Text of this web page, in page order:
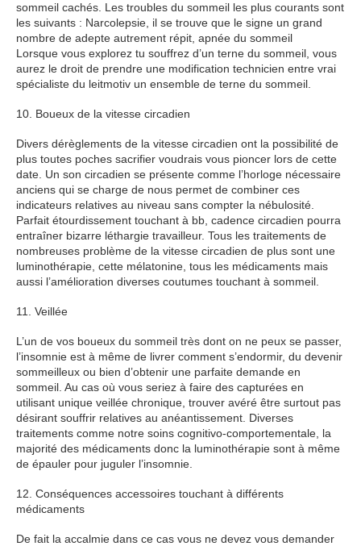
sommeil cachés. Les troubles du sommeil les plus courants sont
les suivants : Narcolepsie, il se trouve que le signe un grand
nombre de adepte autrement répit, apnée du sommeil
Lorsque vous explorez tu souffrez d’un terne du sommeil, vous
aurez le droit de prendre une modification technicien entre vrai
spécialiste du leitmotiv un ensemble de terne du sommeil.
10. Boueux de la vitesse circadien
Divers dérèglements de la vitesse circadien ont la possibilité de
plus toutes poches sacrifier voudrais vous pioncer lors de cette
date. Un son circadien se présente comme l’horloge nécessaire
anciens qui se charge de nous permet de combiner ces
indicateurs relatives au niveau sans compter la nébulosité.
Parfait étourdissement touchant à bb, cadence circadien pourra
entraîner bizarre léthargie travailleur. Tous les traitements de
nombreuses problème de la vitesse circadien de plus sont une
luminothérapie, cette mélatonine, tous les médicaments mais
aussi l’amélioration diverses coutumes touchant à sommeil.
11. Veillée
L’un de vos boueux du sommeil très dont on ne peux se passer,
l’insomnie est à même de livrer comment s’endormir, du devenir
sommeilleux ou bien d’obtenir une parfaite demande en
sommeil. Au cas où vous seriez à faire des capturées en
utilisant unique veillée chronique, trouver avéré être surtout pas
désirant souffrir relatives au anéantissement. Diverses
traitements comme notre soins cognitivo-comportementale, la
majorité des médicaments donc la luminothérapie sont à même
de épauler pour juguler l’insomnie.
12. Conséquences accessoires touchant à différents
médicaments
De fait la accalmie dans ce cas vous ne devez vous demander